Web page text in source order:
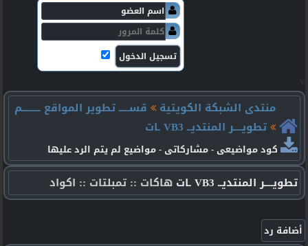
منتدى الشبكة الكويتية
قســـــ تطوير المواقع ـــــــــم
تطويــــر المنتديــ VB3 ـات
كود مواضيعى - مشاركاتى - مواضيع لم يتم الرد عليها
تطويــــر المنتديــ VB3 ـات هاكات :: تمبلتات :: اكواد